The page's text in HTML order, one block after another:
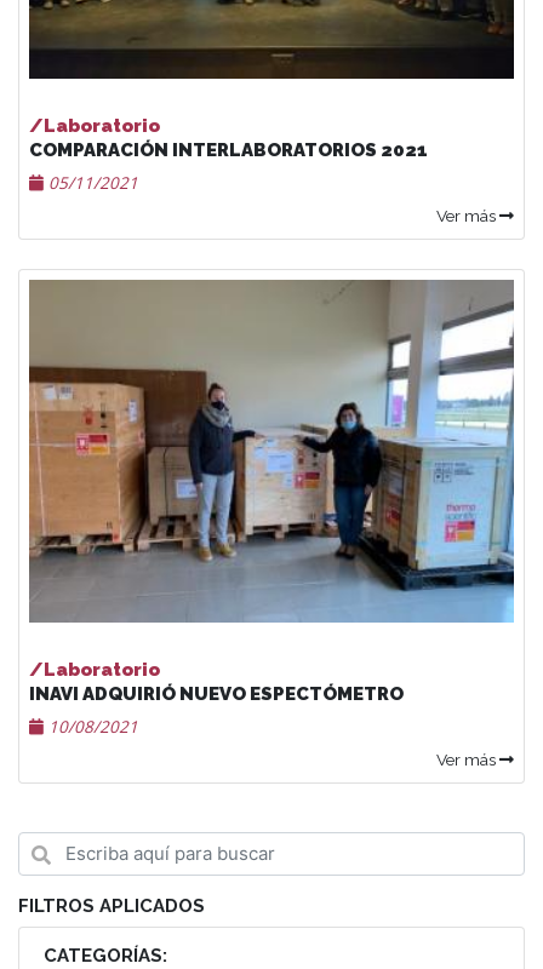
/Laboratorio
COMPARACIÓN INTERLABORATORIOS 2021
05/11/2021
Ver más
/Laboratorio
INAVI ADQUIRIÓ NUEVO ESPECTÓMETRO
10/08/2021
Ver más
FILTROS APLICADOS
CATEGORÍAS: